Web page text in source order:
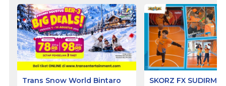
Trans Snow World Bintaro SKORZ FX